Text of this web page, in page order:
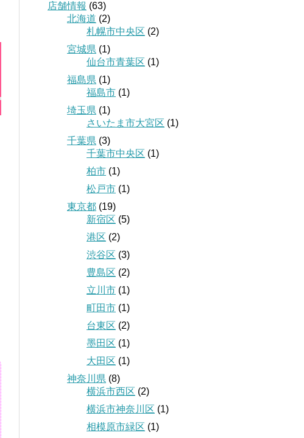
店舗情報 (63)
北海道 (2)
札幌市中央区 (2)
宮城県 (1)
仙台市青葉区 (1)
福島県 (1)
福島市 (1)
埼玉県 (1)
さいたま市大宮区 (1)
千葉県 (3)
千葉市中央区 (1)
柏市 (1)
松戸市 (1)
東京都 (19)
新宿区 (5)
港区 (2)
渋谷区 (3)
豊島区 (2)
立川市 (1)
町田市 (1)
台東区 (2)
墨田区 (1)
大田区 (1)
神奈川県 (8)
横浜市西区 (2)
横浜市神奈川区 (1)
相模原市緑区 (1)